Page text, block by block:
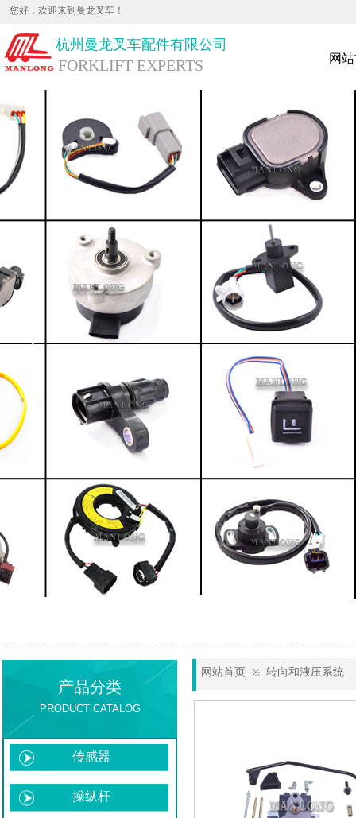
您好，欢迎来到曼龙叉车！
网
杭州曼龙叉车配件有限公司
FORKLIFT EXPERTS
网站首页 ※ 转向和液压系统
产品分类
PRODUCT CATALOG
传感器
操纵杆